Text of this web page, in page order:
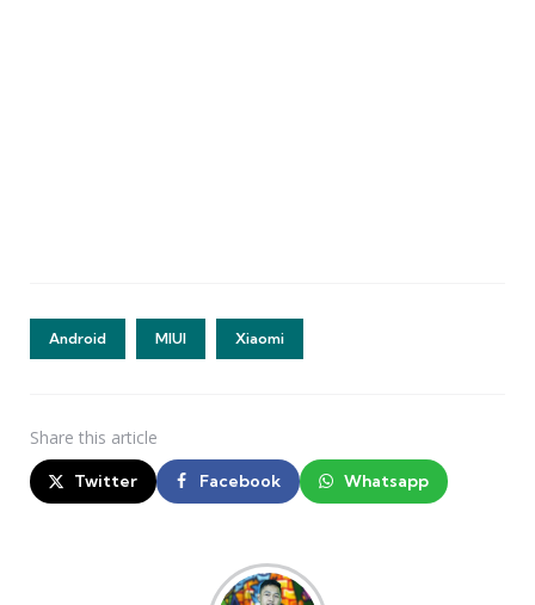
Android MIUI Xiaomi
Share this article
Twitter Facebook Whatsapp